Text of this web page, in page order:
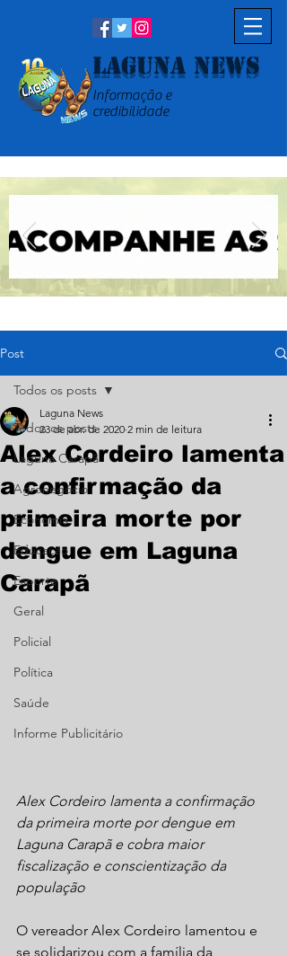
Laguna News
Informação e
credibilidade
Post
Todos os posts
Laguna Carapã
Agronegócio
Economia
Educação
Esporte
Geral
Policial
Política
Saúde
Informe Publicitário
Todos os posts
Alex Cordeiro lamenta
a confirmação da
primeira morte por
dengue em Laguna
Carapã
Laguna News
23 de abr. de 2020 2 min de leitura
Alex Cordeiro lamenta a confirmação
da primeira morte por dengue em
Laguna Carapã e cobra maior
fiscalização e conscientização da
população
O vereador Alex Cordeiro lamentou e
se solidarizou com a família da